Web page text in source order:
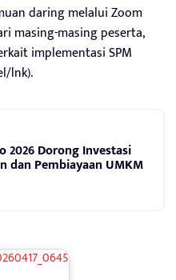
daring melalui Zoom
masing-masing peserta,
implementasi SPM
lnk).
2026 Dorong Investasi
dan Pembiayaan UMKM